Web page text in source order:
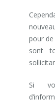
pour de
sont
Si